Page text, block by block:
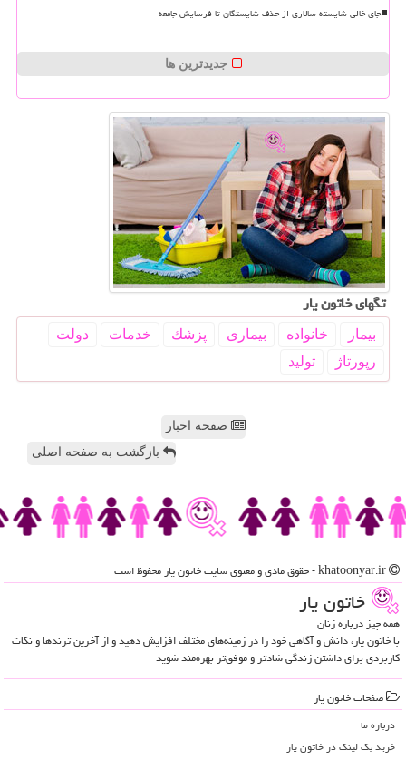
جای خالی شایسته سالاری از حذف شایستگان تا فرسایش جامعه
جدیدترین ها
تگهای خاتون یار
بیمار خانواده بیماری پزشك خدمات
دولت
رپورتاژ
تولید
صفحه اخبار
بازگشت به صفحه اصلی
خاتون یار
همه چیز درباره زنان
با خاتون یار، دانش و آگاهی خود را در زمینه‌های مختلف افزایش دهید و از آخرین ترندها و نکات
کاربردی برای داشتن زندگی شادتر و موفق‌تر بهره‌مند شوید
صفحات خاتون یار
درباره ما
خرید بک لینک در خاتون یار